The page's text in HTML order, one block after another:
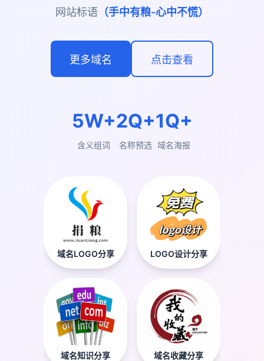
网站标语 （手中有粮-心中不慌）
更多域名 点击查看
5W+
含义组词
2Q+
名称预选
1Q+
域名海报
域名LOGO分享 LOGO设计分享
域名知识分享 域名收藏分享